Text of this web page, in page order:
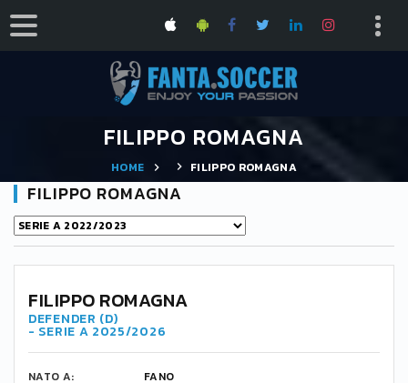
FILIPPO ROMAGNA
HOME FILIPPO ROMAGNA
FILIPPO ROMAGNA
19
FILIPPO ROMAGNA
DEFENDER (D)
- SERIE A 2025/2026
NATO A:
FANO